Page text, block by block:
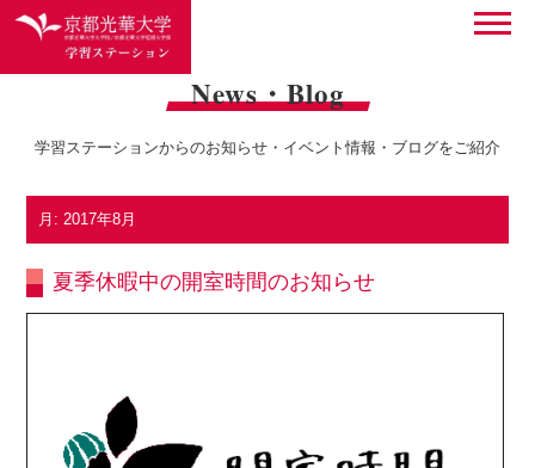
News・Blog
学習ステーションからのお知らせ・イベント情報・ブログをご紹介
月:2017年8月
夏季休暇中の開室時間のお知らせ